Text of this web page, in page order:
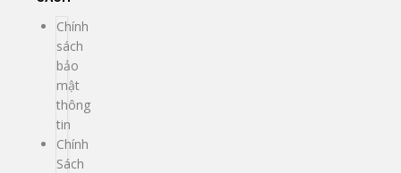
Chính
sách
bảo
mật
thông
tin
Chính
Sách